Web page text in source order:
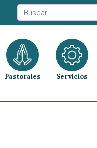
Pastorales Servicios